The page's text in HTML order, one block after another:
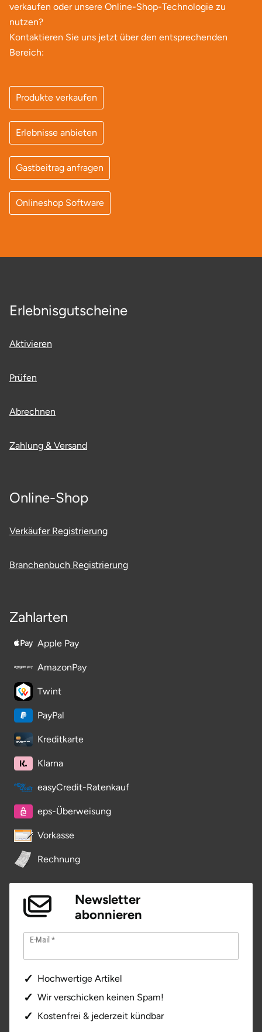
verkaufen oder unsere Online-Shop-Technologie zu
nutzen?
Kontaktieren Sie uns jetzt über den entsprechenden
Bereich:
Produkte verkaufen
Erlebnisse anbieten
Gastbeitrag anfragen
Onlineshop Software
Erlebnisgutscheine
Aktivieren
Prüfen
Abrechnen
Zahlung & Versand
Online-Shop
Verkäufer Registrierung
Branchenbuch Registrierung
Zahlarten
Apple Pay
AmazonPay
Twint
PayPal
Kreditkarte
Klarna
easyCredit-Ratenkauf
eps-Überweisung
Vorkasse
Rechnung
Newsletter
abonnieren
E-Mail
Hochwertige Artikel
Wir verschicken keinen Spam!
Kostenfrei & jederzeit kündbar